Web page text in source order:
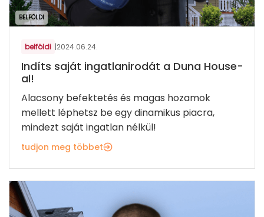
BELFÖLDI
belföldi |2024.06.24.
Indíts saját ingatlanirodát a Duna House-
al!
Alacsony befektetés és magas hozamok
mellett léphetsz be egy dinamikus piacra,
mindezt saját ingatlan nélkül!
tudjon meg többet